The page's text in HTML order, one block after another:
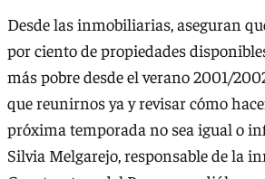
Desde las inmobiliarias, aseguran
por ciento de propiedades
más pobre desde el verano 2001/
que reunirnos ya y revisar cómo
próxima temporada no sea igual o
Silvia Melgarejo, responsable de la